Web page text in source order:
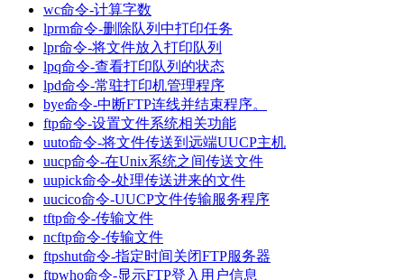
wc命令-计算字数
lprm命令-删除队列中打印任务
lpr命令-将文件放入打印队列
lpq命令-查看打印队列的状态
lpd命令-常驻打印机管理程序
bye命令-中断FTP连线并结束程序。
ftp命令-设置文件系统相关功能
uuto命令-将文件传送到远端UUCP主机
uucp命令-在Unix系统之间传送文件
uupick命令-处理传送进来的文件
uucico命令-UUCP文件传输服务程序
tftp命令-传输文件
ncftp命令-传输文件
ftpshut命令-指定时间关闭FTP服务器
ftpwho命令-显示FTP登入用户信息